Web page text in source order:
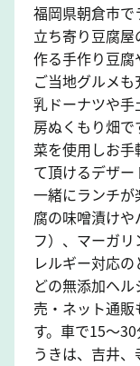
福岡県朝倉市
立ち寄り豆腐
作る手作り豆腐
ご当地グルメ
乳ドーナツや
房ぬくもり畑
菜を使用しお
て頂けるデザ
一緒にランチ
腐の味噌漬けや
フ）、マーガ
レルギー対応
どの無添加ヘ
売・ネット通
す。車で15～
うきは、吉井、